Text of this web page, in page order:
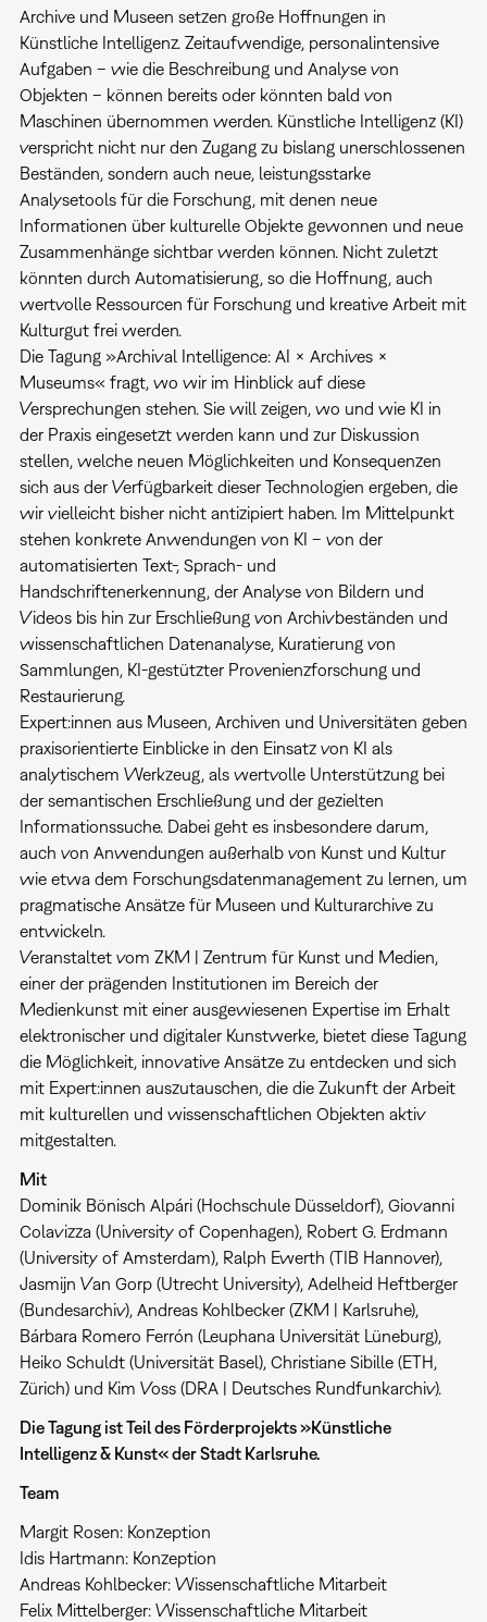
Archive und Museen setzen große Hoffnungen in
Künstliche Intelligenz. Zeitaufwendige, personalintensive
Aufgaben – wie die Beschreibung und Analyse von
Objekten – können bereits oder könnten bald von
Maschinen übernommen werden. Künstliche Intelligenz (KI)
verspricht nicht nur den Zugang zu bislang unerschlossenen
Beständen, sondern auch neue, leistungsstarke
Analysetools für die Forschung, mit denen neue
Informationen über kulturelle Objekte gewonnen und neue
Zusammenhänge sichtbar werden können. Nicht zuletzt
könnten durch Automatisierung, so die Hoffnung, auch
wertvolle Ressourcen für Forschung und kreative Arbeit mit
Kulturgut frei werden.
Die Tagung »Archival Intelligence: AI × Archives ×
Museums« fragt, wo wir im Hinblick auf diese
Versprechungen stehen. Sie will zeigen, wo und wie KI in
der Praxis eingesetzt werden kann und zur Diskussion
stellen, welche neuen Möglichkeiten und Konsequenzen
sich aus der Verfügbarkeit dieser Technologien ergeben, die
wir vielleicht bisher nicht antizipiert haben. Im Mittelpunkt
stehen konkrete Anwendungen von KI – von der
automatisierten Text-, Sprach- und
Handschriftenerkennung, der Analyse von Bildern und
Videos bis hin zur Erschließung von Archivbeständen und
wissenschaftlichen Datenanalyse, Kuratierung von
Sammlungen, KI-gestützter Provenienzforschung und
Restaurierung.
Expert:innen aus Museen, Archiven und Universitäten geben
praxisorientierte Einblicke in den Einsatz von KI als
analytischem Werkzeug, als wertvolle Unterstützung bei
der semantischen Erschließung und der gezielten
Informationssuche. Dabei geht es insbesondere darum,
auch von Anwendungen außerhalb von Kunst und Kultur
wie etwa dem Forschungsdatenmanagement zu lernen, um
pragmatische Ansätze für Museen und Kulturarchive zu
entwickeln.
Veranstaltet vom ZKM | Zentrum für Kunst und Medien,
einer der prägenden Institutionen im Bereich der
Medienkunst mit einer ausgewiesenen Expertise im Erhalt
elektronischer und digitaler Kunstwerke, bietet diese Tagung
die Möglichkeit, innovative Ansätze zu entdecken und sich
mit Expert:innen auszutauschen, die die Zukunft der Arbeit
mit kulturellen und wissenschaftlichen Objekten aktiv
mitgestalten.
Mit
Dominik Bönisch Alpári (Hochschule Düsseldorf), Giovanni
Colavizza (University of Copenhagen), Robert G. Erdmann
(University of Amsterdam), Ralph Ewerth (TIB Hannover),
Jasmijn Van Gorp (Utrecht University), Adelheid Heftberger
(Bundesarchiv), Andreas Kohlbecker (ZKM | Karlsruhe),
Bárbara Romero Ferrón (Leuphana Universität Lüneburg),
Heiko Schuldt (Universität Basel), Christiane Sibille (ETH,
Zürich) und Kim Voss (DRA | Deutsches Rundfunkarchiv).
Die Tagung ist Teil des Förderprojekts »Künstliche
Intelligenz & Kunst« der Stadt Karlsruhe.
Team
Margit Rosen: Konzeption
Idis Hartmann: Konzeption
Andreas Kohlbecker: Wissenschaftliche Mitarbeit
Felix Mittelberger: Wissenschaftliche Mitarbeit